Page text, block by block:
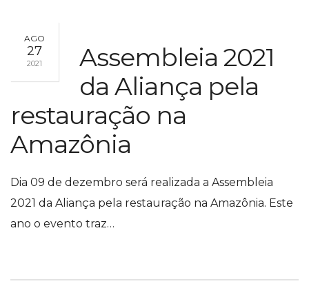
AGO
27
2021
Assembleia 2021
da Aliança pela
restauração na
Amazônia
Dia 09 de dezembro será realizada a Assembleia
2021 da Aliança pela restauração na Amazônia. Este
ano o evento traz…